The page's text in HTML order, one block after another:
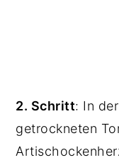
2. Schritt: In
getrockneten